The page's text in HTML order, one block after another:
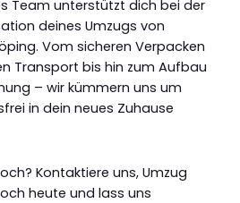
Team unterstützt dich bei der
deines Umzugs von
Vom sicheren Verpacken
Transport bis hin zum Aufbau
– wir kümmern uns um
in dein neues Zuhause
Kontaktiere uns, Umzug
heute und lass uns